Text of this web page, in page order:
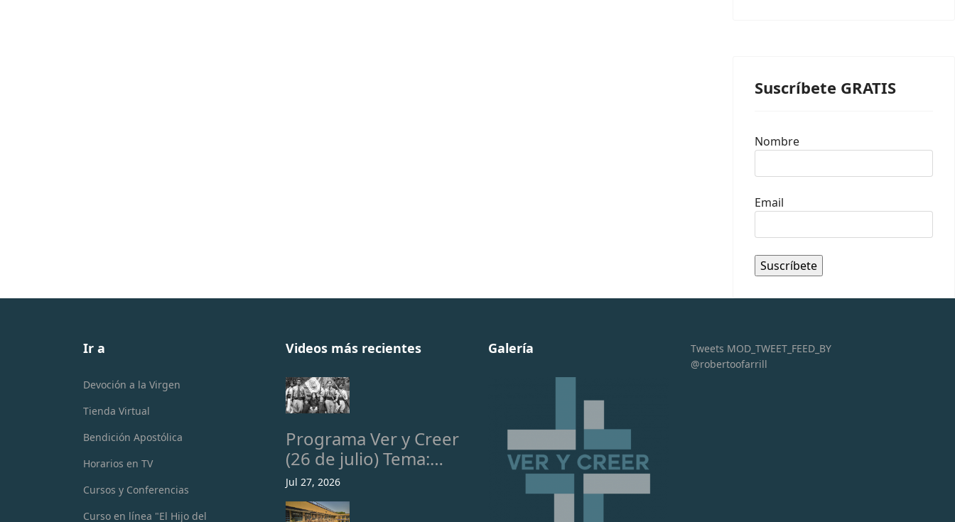
Suscríbete GRATIS
Nombre
Email
Ir a
Devoción a la Virgen
Tienda Virtual
Bendición Apostólica
Horarios en TV
Cursos y Conferencias
Curso en línea "El Hijo del
Videos más recientes
Programa Ver y Creer
(26 de julio) Tema:…
Jul 27, 2026
Galería
Tweets MOD_TWEET_FEED_BY
@robertoofarrill